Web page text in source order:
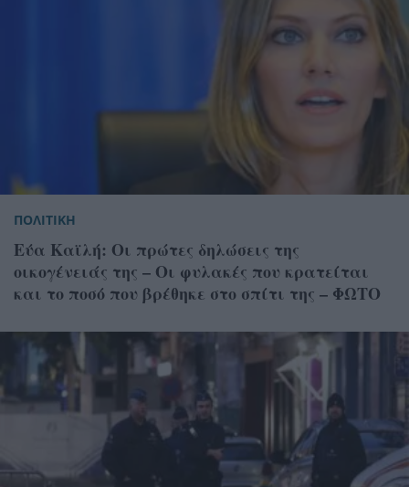
ΠΟΛΙΤΙΚΗ
Εύα Καϊλή: Οι πρώτες δηλώσεις της
οικογένειάς της – Oι φυλακές που κρατείται
και το ποσό που βρέθηκε στο σπίτι της – ΦΩΤΟ